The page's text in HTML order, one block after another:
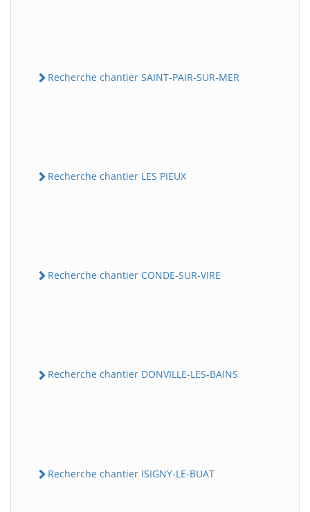
Recherche chantier SAINT-PAIR-SUR-MER
Recherche chantier LES PIEUX
Recherche chantier CONDE-SUR-VIRE
Recherche chantier DONVILLE-LES-BAINS
Recherche chantier ISIGNY-LE-BUAT